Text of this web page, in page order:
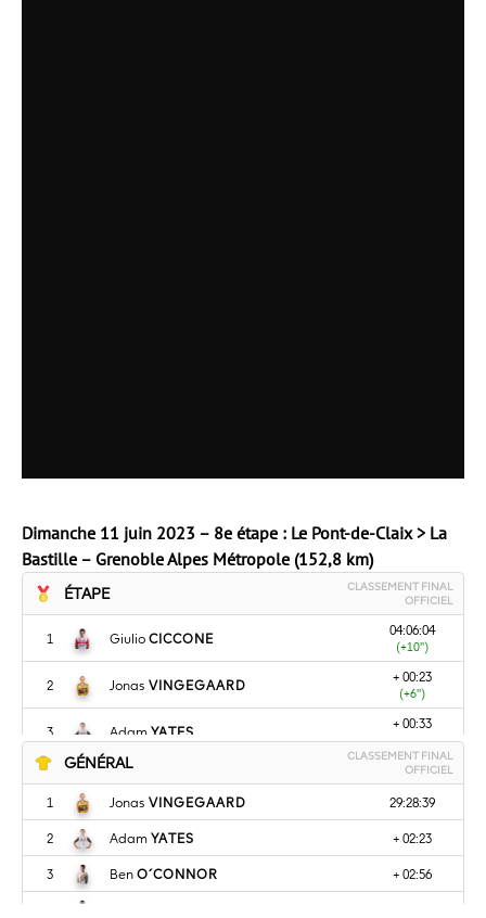
Dimanche 11 juin 2023 – 8e étape : Le Pont-de-Claix > La
Bastille – Grenoble Alpes Métropole (152,8 km)